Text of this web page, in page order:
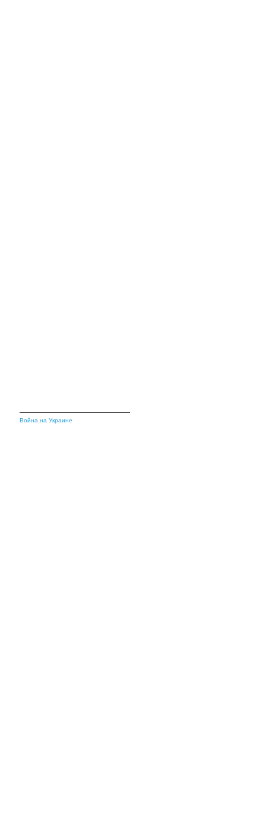
Война на Украине